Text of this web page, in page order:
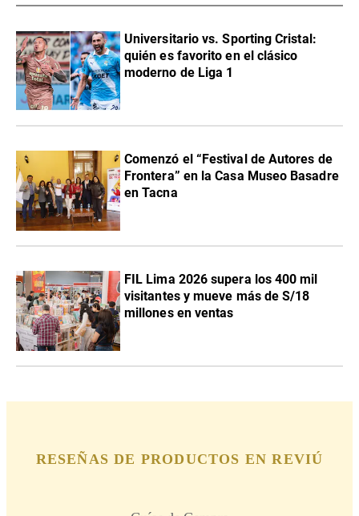
Universitario vs. Sporting Cristal:
quién es favorito en el clásico
moderno de Liga 1
Comenzó el “Festival de Autores de
Frontera” en la Casa Museo Basadre
en Tacna
FIL Lima 2026 supera los 400 mil
visitantes y mueve más de S/18
millones en ventas